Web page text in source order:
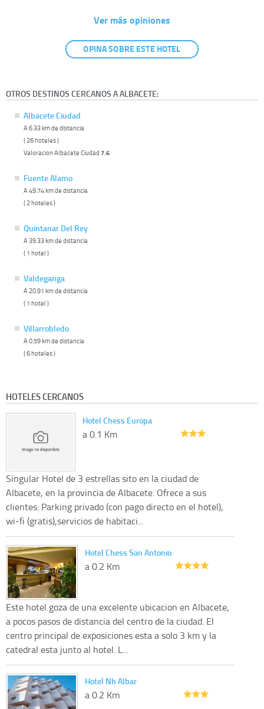
Ver más opiniones
OPINA SOBRE ESTE HOTEL
OTROS DESTINOS CERCANOS A ALBACETE:
Albacete Ciudad
A 6.33 km de distancia
( 26 hoteles )
Valoracion Albacete Ciudad 7.6
Fuente Alamo
A 49.74 km de distancia
( 2 hoteles )
Quintanar Del Rey
A 39.33 km de distancia
( 1 hotel )
Valdeganga
A 20.91 km de distancia
( 1 hotel )
Villarrobledo
A 0.59 km de distancia
( 6 hoteles )
HOTELES CERCANOS
Hotel Chess Europa
a 0.1 Km
Singular Hotel de 3 estrellas sito en la ciudad de
Albacete, en la provincia de Albacete. Ofrece a sus
clientes: Parking privado (con pago directo en el hotel),
wi-fi (gratis),servicios de habitaci...
Hotel Chess San Antonio
a 0.2 Km
Este hotel goza de una excelente ubicacion en Albacete,
a pocos pasos de distancia del centro de la ciudad. El
centro principal de exposiciones esta a solo 3 km y la
catedral esta junto al hotel. L...
Hotel Nh Albar
a 0.2 Km